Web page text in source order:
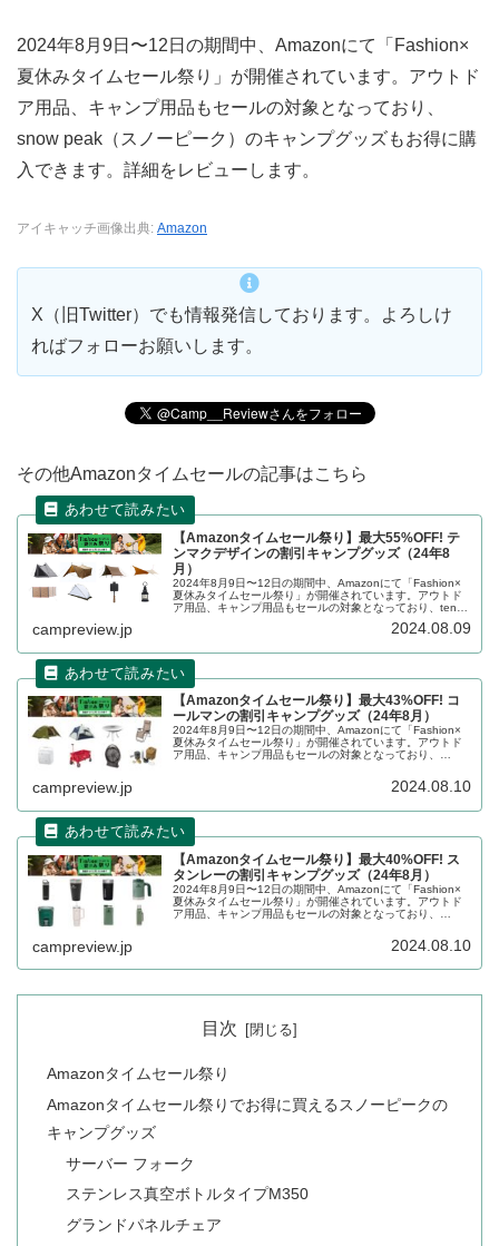
2024年8月9日〜12日の期間中、Amazonにて「Fashion×
夏休みタイムセール祭り」が開催されています。アウトド
ア用品、キャンプ用品もセールの対象となっており、
snow peak（スノーピーク）のキャンプグッズもお得に購
入できます。詳細をレビューします。
アイキャッチ画像出典: Amazon
X（旧Twitter）でも情報発信しております。よろしけ
ればフォローお願いします。
その他Amazonタイムセールの記事はこちら
【Amazonタイムセール祭り】最大55%OFF! テ
ンマクデザインの割引キャンプグッズ（24年8
月）
2024年8月9日〜12日の期間中、Amazonにて「Fashion×
夏休みタイムセール祭り」が開催されています。アウトド
ア用品、キャンプ用品もセールの対象となっており、tent-
campreview.jp 2024.08.09
【Amazonタイムセール祭り】最大43%OFF! コ
ールマンの割引キャンプグッズ（24年8月）
2024年8月9日〜12日の期間中、Amazonにて「Fashion×
夏休みタイムセール祭り」が開催されています。アウトド
ア用品、キャンプ用品もセールの対象となっており、
campreview.jp 2024.08.10
【Amazonタイムセール祭り】最大40%OFF! ス
タンレーの割引キャンプグッズ（24年8月）
2024年8月9日〜12日の期間中、Amazonにて「Fashion×
夏休みタイムセール祭り」が開催されています。アウトド
ア用品、キャンプ用品もセールの対象となっており、
campreview.jp 2024.08.10
目次
Amazonタイムセール祭り
Amazonタイムセール祭りでお得に買えるスノーピークの
キャンプグッズ
サーバー フォーク
ステンレス真空ボトルタイプM350
グランドパネルチェア